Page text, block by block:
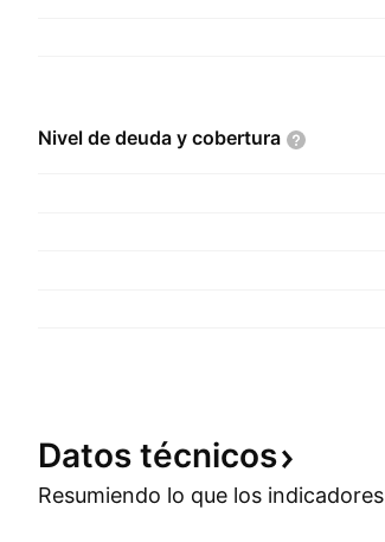
Nivel de deuda y cobertura
Datos técnicos
Resumiendo lo que los indicadores